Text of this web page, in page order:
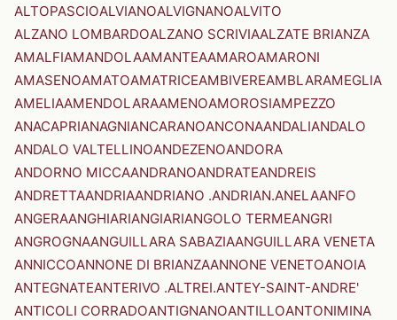
ALTOPASCIOALVIANOALVIGNANOALVITO
ALZANO LOMBARDOALZANO SCRIVIAALZATE BRIANZA
AMALFIAMANDOLAAMANTEAAMAROAMARONI
AMASENOAMATOAMATRICEAMBIVEREAMBLARAMEGLIA
AMELIAAMENDOLARAAMENOAMOROSIAMPEZZO
ANACAPRIANAGNIANCARANOANCONAANDALIANDALO
ANDALO VALTELLINOANDEZENOANDORA
ANDORNO MICCAANDRANOANDRATEANDREIS
ANDRETTAANDRIAANDRIANO .ANDRIAN.ANELAANFO
ANGERAANGHIARIANGIARIANGOLO TERMEANGRI
ANGROGNAANGUILLARA SABAZIAANGUILLARA VENETA
ANNICCOANNONE DI BRIANZAANNONE VENETOANOIA
ANTEGNATEANTERIVO .ALTREI.ANTEY-SAINT-ANDRE'
ANTICOLI CORRADOANTIGNANOANTILLOANTONIMINA